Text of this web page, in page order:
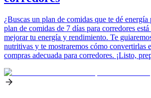
¿Buscas un plan de comidas que te dé
plan de comidas de 7 días para corredores está
mejorar tu energía y rendimiento. Te
nutritivas y te mostraremos cómo convertirlas
compras adecuada para corredores. ¡Listo,